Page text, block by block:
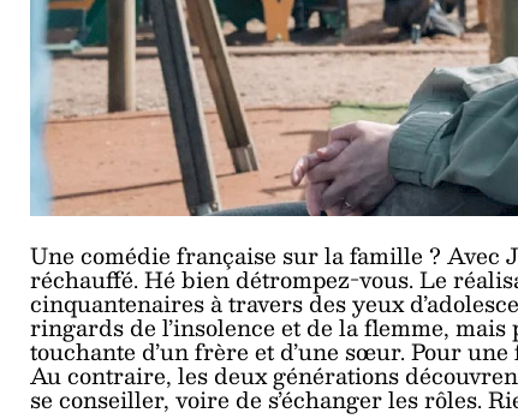
Une comédie française sur la famille ? Avec
réchauffé. Hé bien détrompez-vous. Le
cinquantenaires à travers des yeux
ringards de l’insolence et de la flemme,
touchante d’un frère et d’une sœur. Pour
Au contraire, les deux générations
se conseiller, voire de s’échanger les rôles.